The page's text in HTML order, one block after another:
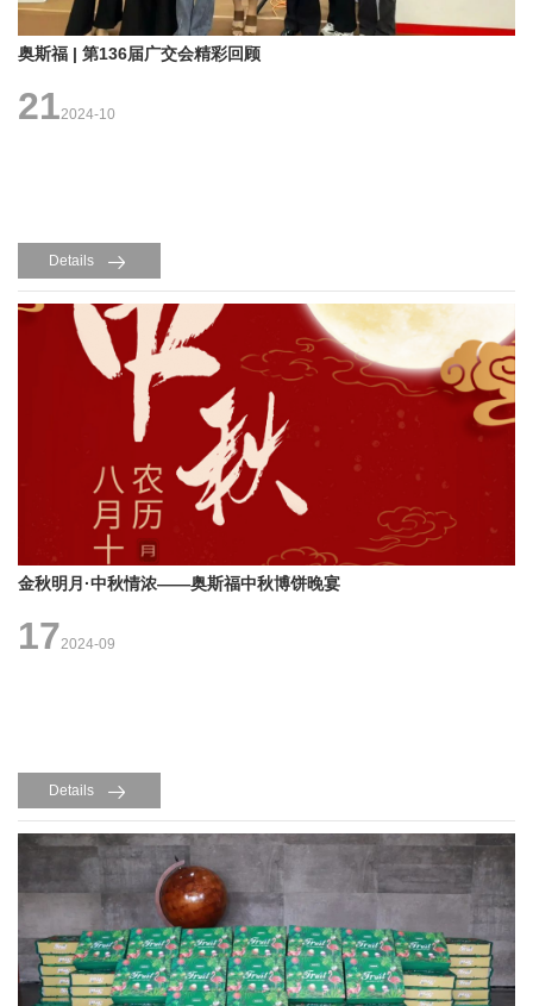
奥斯福 | 第136届广交会精彩回顾
212024-10
Details
金秋明月·中秋情浓——奥斯福中秋博饼晚宴
172024-09
Details